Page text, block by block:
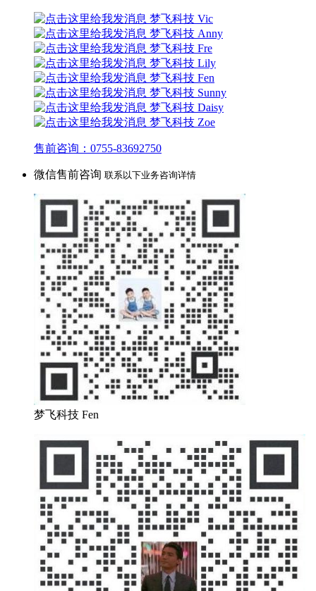
梦飞科技 Vic
梦飞科技 Anny
梦飞科技 Fre
梦飞科技 Lily
梦飞科技 Fen
梦飞科技 Sunny
梦飞科技 Daisy
梦飞科技 Zoe
售前咨询：0755-83692750
微信售前咨询 联系以下业务咨询详情
梦飞科技 Fen